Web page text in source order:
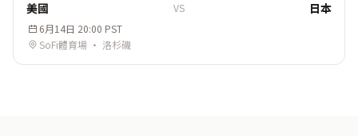
美國 VS 日本
6月14日 20:00 PST
SoFi體育場 · 洛杉磯